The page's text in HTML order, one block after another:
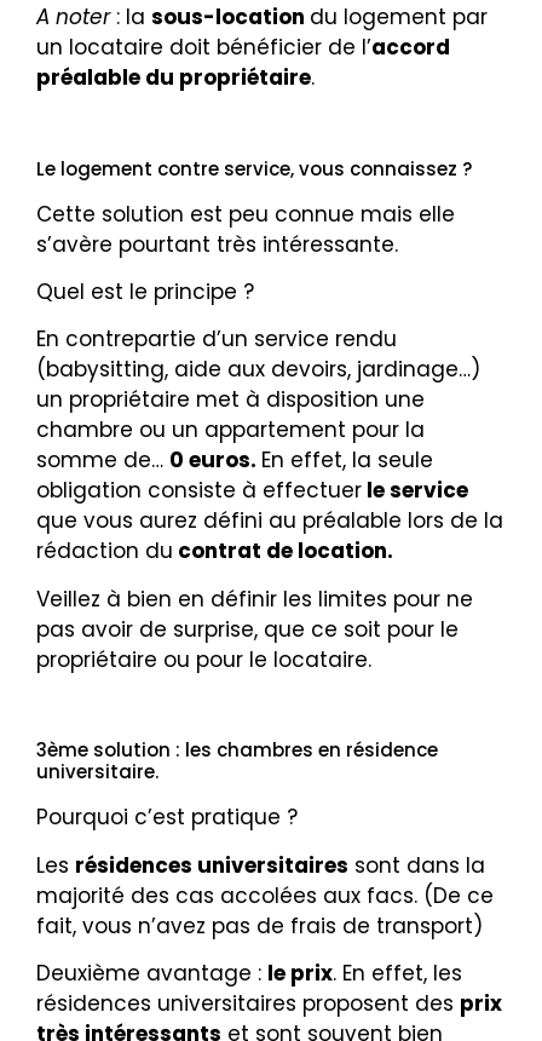
A noter: la sous-location du logement par
un locataire doit bénéficier de l’accord
préalable du propriétaire.
Le logement contre service, vous connaissez ?
Cette solution est peu connue mais elle
s’avère pourtant très intéressante.
Quel est le principe ?
En contrepartie d’un service rendu
(babysitting, aide aux devoirs, jardinage…)
un propriétaire met à disposition une
chambre ou un appartement pour la
somme de… 0 euros. En effet, la seule
obligation consiste à effectuer le service
que vous aurez défini au préalable lors de la
rédaction du contrat de location.
Veillez à bien en définir les limites pour ne
pas avoir de surprise, que ce soit pour le
propriétaire ou pour le locataire.
3ème solution : les chambres en résidence
universitaire.
Pourquoi c’est pratique ?
Les résidences universitaires sont dans la
majorité des cas accolées aux facs. (De ce
fait, vous n’avez pas de frais de transport)
Deuxième avantage : le prix. En effet, les
résidences universitaires proposent des prix
très intéressants et sont souvent bien